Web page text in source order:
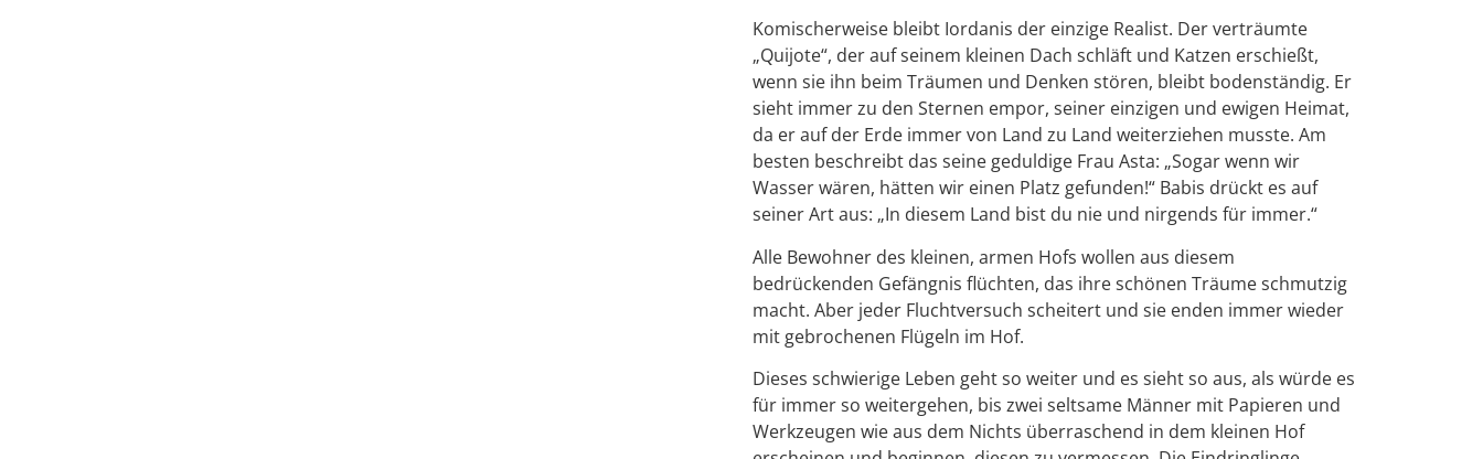
Komischerweise bleibt Iordanis der einzige Realist. Der verträumte
„Quijote“, der auf seinem kleinen Dach schläft und Katzen erschießt,
wenn sie ihn beim Träumen und Denken stören, bleibt bodenständig. Er
sieht immer zu den Sternen empor, seiner einzigen und ewigen Heimat,
da er auf der Erde immer von Land zu Land weiterziehen musste. Am
besten beschreibt das seine geduldige Frau Asta: „Sogar wenn wir
Wasser wären, hätten wir einen Platz gefunden!“ Babis drückt es auf
seiner Art aus: „In diesem Land bist du nie und nirgends für immer.“
Alle Bewohner des kleinen, armen Hofs wollen aus diesem
bedrückenden Gefängnis flüchten, das ihre schönen Träume schmutzig
macht. Aber jeder Fluchtversuch scheitert und sie enden immer wieder
mit gebrochenen Flügeln im Hof.
Dieses schwierige Leben geht so weiter und es sieht so aus, als würde es
für immer so weitergehen, bis zwei seltsame Männer mit Papieren und
Werkzeugen wie aus dem Nichts überraschend in dem kleinen Hof